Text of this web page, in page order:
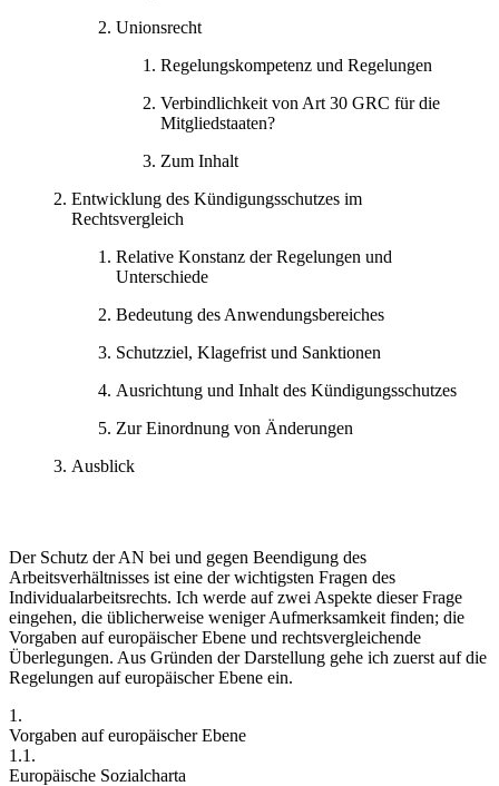
Unionsrecht
Regelungskompetenz und Regelungen
Verbindlichkeit von Art 30 GRC für die
Mitgliedstaaten?
Zum Inhalt
Entwicklung des Kündigungsschutzes im
Rechtsvergleich
Relative Konstanz der Regelungen und
Unterschiede
Bedeutung des Anwendungsbereiches
Schutzziel, Klagefrist und Sanktionen
Ausrichtung und Inhalt des Kündigungsschutzes
Zur Einordnung von Änderungen
Ausblick
Der Schutz der AN bei und gegen Beendigung des
Arbeitsverhältnisses ist eine der wichtigsten Fragen des
Individualarbeitsrechts. Ich werde auf zwei Aspekte dieser Frage
eingehen, die üblicherweise weniger Aufmerksamkeit finden; die
Vorgaben auf europäischer Ebene und rechtsvergleichende
Überlegungen. Aus Gründen der Darstellung gehe ich zuerst auf die
Regelungen auf europäischer Ebene ein.
1.
Vorgaben auf europäischer Ebene
1.1.
Europäische Sozialcharta